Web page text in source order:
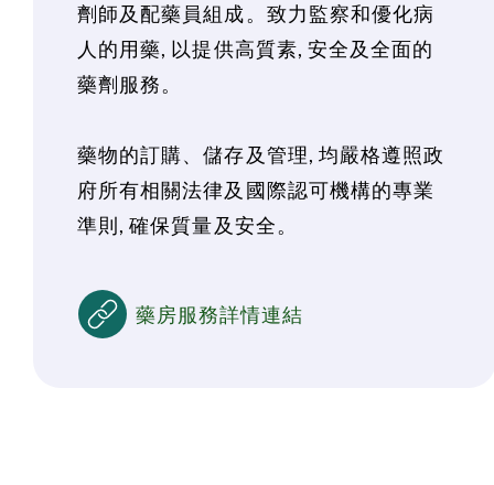
劑師及配藥員組成。致力監察和優化病
人的用藥, 以提供高質素, 安全及全面的
藥劑服務。
藥物的訂購、儲存及管理, 均嚴格遵照政
府所有相關法律及國際認可機構的專業
準則, 確保質量及安全。
藥房服務詳情連結